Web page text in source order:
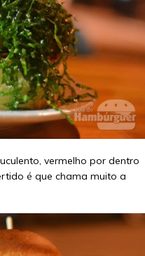
vermelho por dentro
é que chama muito a